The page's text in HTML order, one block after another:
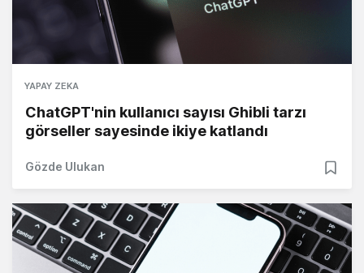
YAPAY ZEKA
ChatGPT'nin kullanıcı sayısı Ghibli tarzı
görseller sayesinde ikiye katlandı
Gözde Ulukan